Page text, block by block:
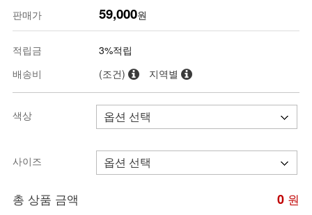
판매가
59,000원
적립금
3%적립
배송비
(조건) 지역별
색상
사이즈
총 상품 금액 0 원